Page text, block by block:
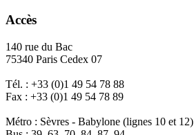
Accès
140 rue du Bac
75340 Paris Cedex 07
Tél. : +33 (0)1 49 54 78 88
Fax : +33 (0)1 49 54 78 89
Métro : Sèvres - Babylone (lignes 10 et 12)